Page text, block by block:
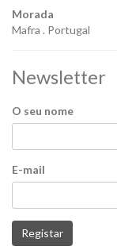
Morada
Mafra . Portugal
Newsletter
O seu nome
E-mail
Registar